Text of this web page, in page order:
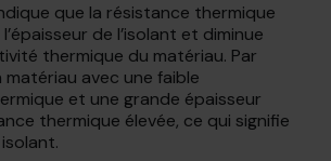
que la résistance thermique
de l’isolant et diminue
thermique du matériau. Par
avec une faible
et une grande épaisseur
thermique élevée, ce qui signifie